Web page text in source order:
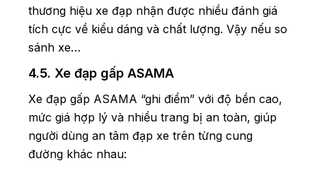
thương hiệu xe đạp nhận được nhiều đánh giá
tích cực về kiểu dáng và chất lượng. Vậy nếu so
sánh xe…
4.5. Xe đạp gấp ASAMA
Xe đạp gấp ASAMA “ghi điểm” với độ bền cao,
mức giá hợp lý và nhiều trang bị an toàn, giúp
người dùng an tâm đạp xe trên từng cung
đường khác nhau: